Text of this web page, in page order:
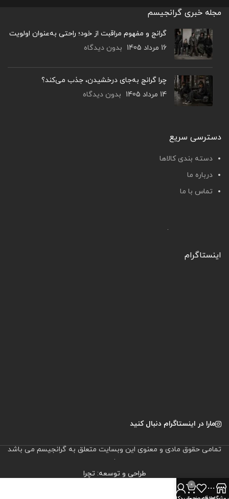
مجله خبری گرانجیسم
گرانج و مفهوم مراقبت از خود؛ راحتی به‌عنوان اولویت
16 مرداد 1405
بدون دیدگاه
چرا گرانج به‌جای درخشیدن، جذب می‌کند؟
14 مرداد 1405
بدون دیدگاه
دسترسی سریع
دسته بندی کالاها
درباره ما
تماس با ما
اینستاگرام
مارا در اینستاگرام دنبال کنید
تمامی حقوق مادی و معنوی این وبسایت متعلق به گرانجیسم می باشد
.
طراحی و توسعه: تچرا
0